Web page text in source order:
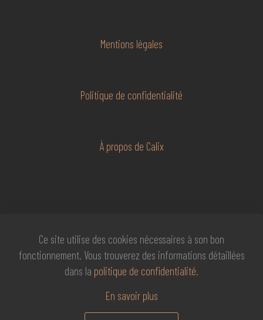
Mentions légales
Politique de confidentialité
À propos de Calix
© 2026 Éditions J’ai Lu et Éditions Pygmalion, tous
droits réservés.
Ce site utilise des cookies nécessaires à son bon
fonctionnement. Vous trouverez des informations détaillées
dans la politique de confidentialité.
En savoir plus